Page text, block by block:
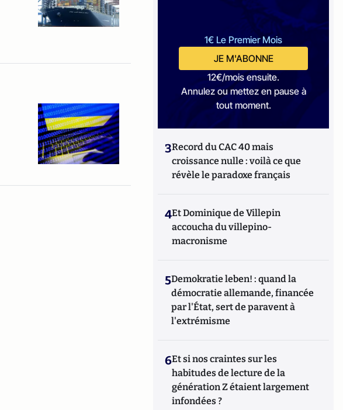
1€ Le Premier Mois
JE M'ABONNE
12€/mois ensuite.
Annulez ou mettez en pause à
tout moment.
3Record du CAC 40 mais
croissance nulle : voilà ce que
révèle le paradoxe français
4Et Dominique de Villepin
accoucha du villepino-
macronisme
5Demokratie leben! : quand la
démocratie allemande, financée
par l'État, sert de paravent à
l'extrémisme
6Et si nos craintes sur les
habitudes de lecture de la
génération Z étaient largement
infondées ?